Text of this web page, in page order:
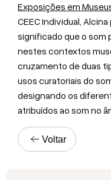
Exposições em
CEEC Individual,
significado que o som
nestes contextos
cruzamento de duas
usos curatoriais do
designando os
atribuídos ao som no
Voltar